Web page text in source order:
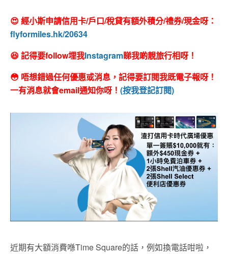
😍 經小斯申請信用卡/戶口/稅貸有額外積分/禮券/現金呀：
flyformiles.hk/20634
😆 記得要follow埋我Instagram睇我啲靚旅行相呀！
😳 唔想錯過任何優惠或消息，記得要訂閱我既電子報呀！
一有消息就會email通知你呀！ (按我登記訂閱)
近期有大額消費喺Time Square的話，例如換電話咁啦，